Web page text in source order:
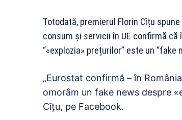
Totodată, premierul Florin Cîțu
consum și servicii în UE confirmă
“«explozia» prețurilor” este un “fake
„Eurostat confirmă – în
omorâm un fake news despre
Cîțu, pe Facebook.